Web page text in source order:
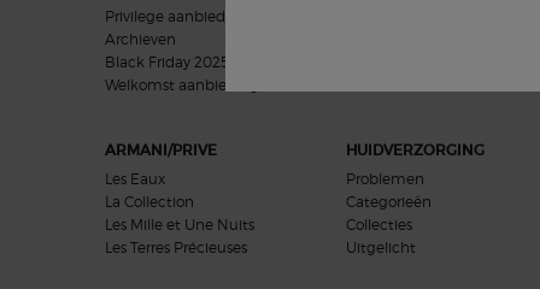
Privilege aanbieding
Archieven
Black Friday 2025
Welkomst aanbieding​
ARMANI/PRIVE
Les Eaux
La Collection
Les Mille et Une Nuits
Les Terres Précieuses
HUIDVERZORGING
Problemen
Categorieën
Collecties
Uitgelicht